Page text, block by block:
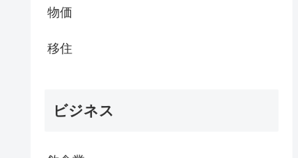
物価
移住
ビジネス